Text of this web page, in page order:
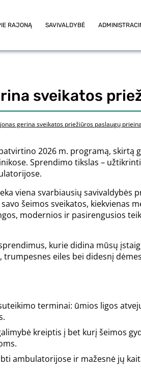
RAJONĄ SAVIVALDYBĖ
sveikatos
gerina sveikatos priežiūros paslaugų
2026 m. programą,
Sprendimo tikslas –
viena svarbiausių
šeimos sveikatos, kiekvienas
modernios ir pasirengusios
kurie didina mūsų
trumpesnes eiles bei didesnį
terminai: ūmios ligos
kreiptis į bet kurį šeimos
ambulatorijose ir mažesnė jų